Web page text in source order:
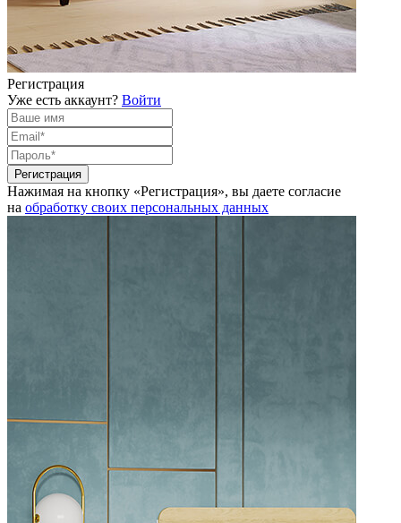
Регистрация
Уже есть аккаунт? Войти
Нажимая на кнопку «Регистрация», вы даете согласие
на обработку своих персональных данных